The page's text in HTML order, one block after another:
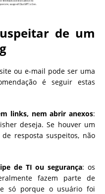
de um
ou e-mail pode ser uma
é seguir estas
links, nem abrir anexos:
deseja. Se houver um
resposta suspeitos, não
de TI ou segurança: os
fazem parte de
só porque o usuário foi